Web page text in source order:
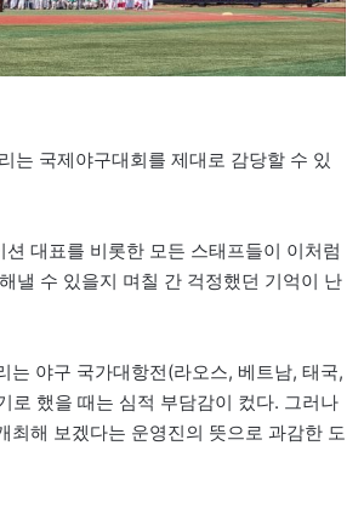
는 국제야구대회를 제대로 감당할 수 있
대표를 비롯한 모든 스태프들이 이처럼
낼 수 있을지 며칠 간 걱정했던 기억이 난
는 야구 국가대항전(라오스, 베트남, 태국,
로 했을 때는 심적 부담감이 컸다. 그러나
최해 보겠다는 운영진의 뜻으로 과감한 도